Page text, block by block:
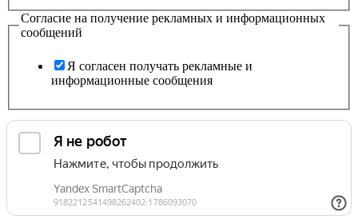
Согласие на получение рекламных и информационных
сообщений
Я согласен получать рекламные и
информационные сообщения